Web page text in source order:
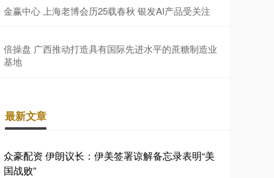
金赢中心 上海老博会历25载春秋 银发AI产品受关注
倍操盘 广西推动打造具有国际先进水平的蔗糖制造业
基地
最新文章
众豪配资 伊朗议长：伊美签署谅解备忘录表明“美
国战败”